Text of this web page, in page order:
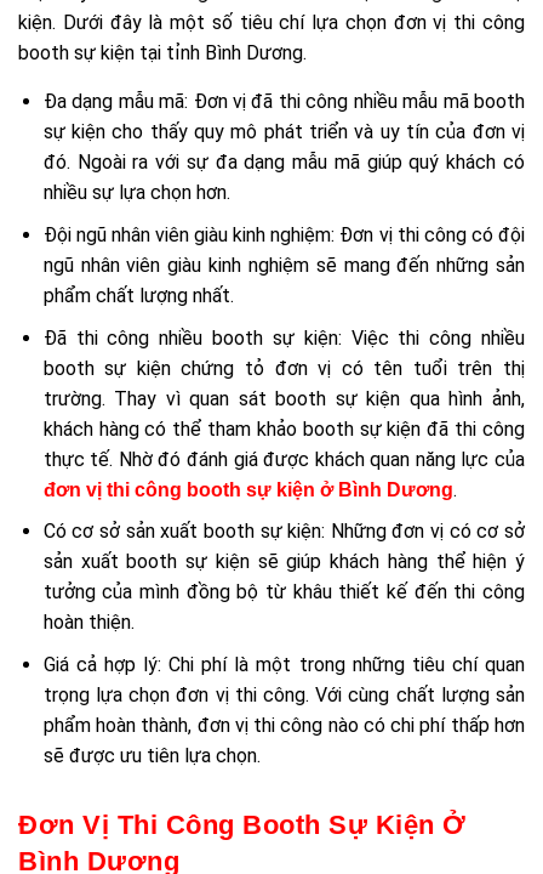
kiện. Dưới đây là một số tiêu chí lựa chọn đơn vị thi công
booth sự kiện tại tỉnh Bình Dương.
Đa dạng mẫu mã: Đơn vị đã thi công nhiều mẫu mã booth
sự kiện cho thấy quy mô phát triển và uy tín của đơn vị
đó. Ngoài ra với sự đa dạng mẫu mã giúp quý khách có
nhiều sự lựa chọn hơn.
Đội ngũ nhân viên giàu kinh nghiệm: Đơn vị thi công có đội
ngũ nhân viên giàu kinh nghiệm sẽ mang đến những sản
phẩm chất lượng nhất.
Đã thi công nhiều booth sự kiện: Việc thi công nhiều
booth sự kiện chứng tỏ đơn vị có tên tuổi trên thị
trường. Thay vì quan sát booth sự kiện qua hình ảnh,
khách hàng có thể tham khảo booth sự kiện đã thi công
thực tế. Nhờ đó đánh giá được khách quan năng lực của
đơn vị thi công booth sự kiện ở Bình Dương.
Có cơ sở sản xuất booth sự kiện: Những đơn vị có cơ sở
sản xuất booth sự kiện sẽ giúp khách hàng thể hiện ý
tưởng của mình đồng bộ từ khâu thiết kế đến thi công
hoàn thiện.
Giá cả hợp lý: Chi phí là một trong những tiêu chí quan
trọng lựa chọn đơn vị thi công. Với cùng chất lượng sản
phẩm hoàn thành, đơn vị thi công nào có chi phí thấp hơn
sẽ được ưu tiên lựa chọn.
Đơn Vị Thi Công Booth Sự Kiện Ở
Bình Dương